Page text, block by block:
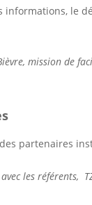
informations,
mission de
partenaires
les référents,